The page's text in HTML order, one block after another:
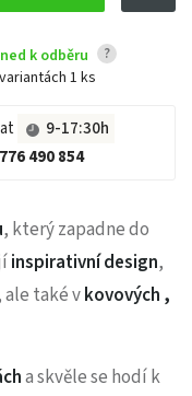
k odběru ?
1 ks
9-17:30h
490 854
, kterýzapadne do
inspirativní design,
ale také vkovových ,
a skvěle se hodí k